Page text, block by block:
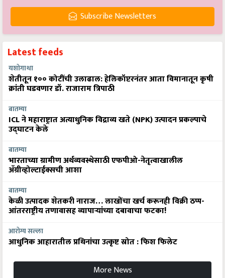
Subscribe Newsletters
Latest feeds
यशोगाथा
शेतीतून १०० कोटींची उलाढाल: हेलिकॉप्टरनंतर आता विमानातून कृषी
क्रांती घडवणार डॉ. राजाराम त्रिपाठी
बातम्या
ICL ने महाराष्ट्रात अत्याधुनिक विद्राव्य खते (NPK) उत्पादन प्रकल्पाचे
उद्घाटन केले
बातम्या
भारताच्या ग्रामीण अर्थव्यवस्थेसाठी एफपीओ-नेतृत्वाखालील
अ‍ॅग्रीव्होल्टाईक्सची आशा
बातम्या
केळी उत्पादक शेतकरी नाराज… लाखोंचा खर्च करूनही विक्री ठप्प-
आंतरराष्ट्रीय तणावासह व्यापाऱ्यांच्या दबावाचा फटका!
आरोग्य सल्ला
आधुनिक आहारातील प्रथिनांचा उत्कृष्ट स्रोत : फिश फिलेट
More News